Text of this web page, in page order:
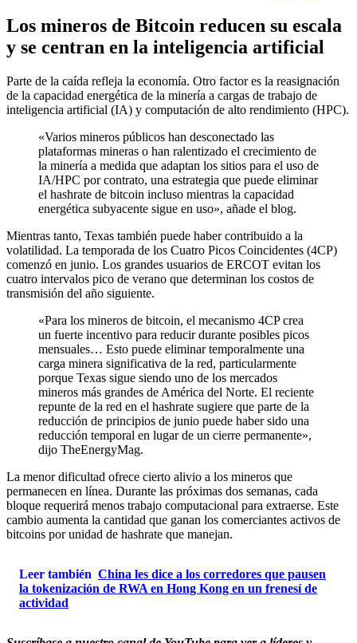
Los mineros de Bitcoin reducen su escala
y se centran en la inteligencia artificial
Parte de la caída refleja la economía. Otro factor es la reasignación
de la capacidad energética de la minería a cargas de trabajo de
inteligencia artificial (IA) y computación de alto rendimiento (HPC).
«Varios mineros públicos han desconectado las
plataformas mineras o han ralentizado el crecimiento de
la minería a medida que adaptan los sitios para el uso de
IA/HPC por contrato, una estrategia que puede eliminar
el hashrate de bitcoin incluso mientras la capacidad
energética subyacente sigue en uso», añade el blog.
Mientras tanto, Texas también puede haber contribuido a la
volatilidad. La temporada de los Cuatro Picos Coincidentes (4CP)
comenzó en junio. Los grandes usuarios de ERCOT evitan los
cuatro intervalos pico de verano que determinan los costos de
transmisión del año siguiente.
«Para los mineros de bitcoin, el mecanismo 4CP crea
un fuerte incentivo para reducir durante posibles picos
mensuales… Esto puede eliminar temporalmente una
carga minera significativa de la red, particularmente
porque Texas sigue siendo uno de los mercados
mineros más grandes de América del Norte. El reciente
repunte de la red en el hashrate sugiere que parte de la
reducción de principios de junio puede haber sido una
reducción temporal en lugar de un cierre permanente»,
dijo TheEnergyMag.
La menor dificultad ofrece cierto alivio a los mineros que
permanecen en línea. Durante las próximas dos semanas, cada
bloque requerirá menos trabajo computacional para extraerse. Este
cambio aumenta la cantidad que ganan los comerciantes activos de
bitcoins por unidad de hashrate que manejan.
Leer también China les dice a los corredores que pausen
la tokenización de RWA en Hong Kong en un frenesí de
actividad